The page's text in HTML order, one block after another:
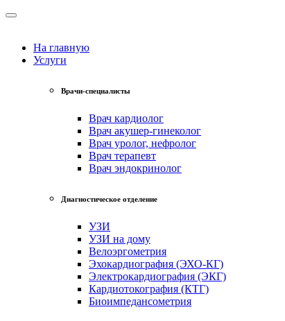
На главную
Услуги
Врачи-специалисты
Врач кардиолог
Врач акушер-гинеколог
Врач уролог, нефролог
Врач терапевт
Врач эндокринолог
Диагностическое отделение
УЗИ
УЗИ на дому
Велоэргометрия
Эхокардиография (ЭХО-КГ)
Электрокардиография (ЭКГ)
Кардиотокография (КТГ)
Биоимпедансометрия